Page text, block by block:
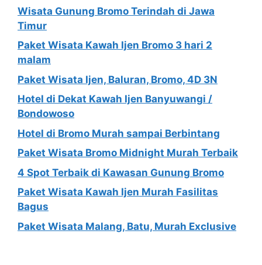
Wisata Gunung Bromo Terindah di Jawa
Timur
Paket Wisata Kawah Ijen Bromo 3 hari 2
malam
Paket Wisata Ijen, Baluran, Bromo, 4D 3N
Hotel di Dekat Kawah Ijen Banyuwangi /
Bondowoso
Hotel di Bromo Murah sampai Berbintang
Paket Wisata Bromo Midnight Murah Terbaik
4 Spot Terbaik di Kawasan Gunung Bromo
Paket Wisata Kawah Ijen Murah Fasilitas
Bagus
Paket Wisata Malang, Batu, Murah Exclusive